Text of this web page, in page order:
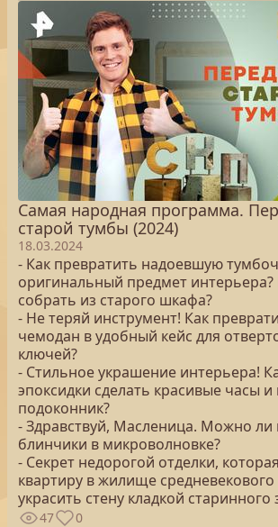
Самая народная программа.
старой тумбы (2024)
18.03.2024
- Как превратить надоевшую
оригинальный предмет
собрать из старого шкафа?
- Не теряй инструмент! Как
чемодан в удобный кейс для
ключей?
- Стильное украшение интерьера!
эпоксидки сделать красивые часы
подоконник?
- Здравствуй, Масленица. Можно ли
блинчики в микроволновке?
- Секрет недорогой отделки,
квартиру в жилище
украсить стену кладкой старинного
47 0